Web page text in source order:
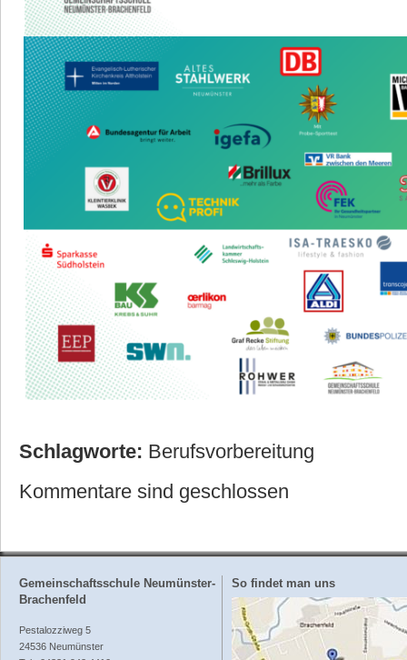
Schlagworte: Berufsvorbereitung
Kommentare sind geschlossen
Gemeinschaftsschule Neumünster-
Brachenfeld
Pestalozziweg 5
24536 Neumünster
So findet man uns